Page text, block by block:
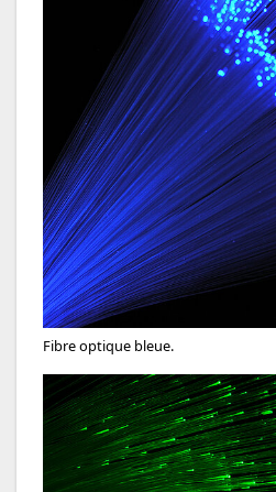
Fibre optique bleue.